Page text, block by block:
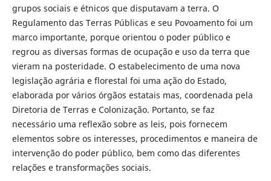
grupos sociais e étnicos que disputavam a terra. O
Regulamento das Terras Públicas e seu Povoamento foi um
marco importante, porque orientou o poder público e
regrou as diversas formas de ocupação e uso da terra que
vieram na posteridade. O estabelecimento de uma nova
legislação agrária e florestal foi uma ação do Estado,
elaborada por vários órgãos estatais mas, coordenada pela
Diretoria de Terras e Colonização. Portanto, se faz
necessário uma reflexão sobre as leis, pois fornecem
elementos sobre os interesses, procedimentos e maneira de
intervenção do poder público, bem como das diferentes
relações e transformações sociais.